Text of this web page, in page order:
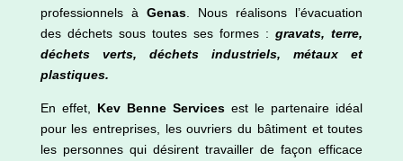
professionnels à Genas. Nous réalisons l’évacuation
des déchets sous toutes ses formes :gravats, terre,
déchets verts, déchets industriels, métaux et
plastiques.
En effet, Kev Benne Services est le partenaire idéal
pour les entreprises, les ouvriers du bâtiment et toutes
les personnes qui désirent travailler de façon efficace